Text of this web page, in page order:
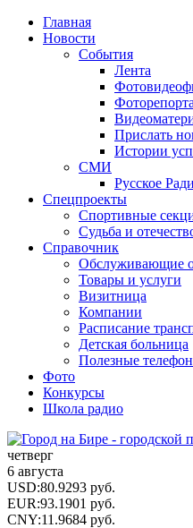
Главная
Новости
События
Лента
Прислать
Истории
СМИ
Русское
Спецпроекты
Спортивные
Судьба и
Справочник
Обслуживающие
Товары и услуги
Визитница
Компании
Расписание
Детская больница
Полезные
Фото
Конкурсы
Школа радио
четверг
6 августа
USD:80.9293 руб.
EUR:93.1901 руб.
CNY:11.9684 руб.